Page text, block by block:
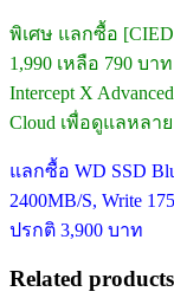
พิเศษ แลกซื้อ
1,990 เหลือ 790 บา
Intercept X
Cloud เพื่อดูแลหลา
แลกซื้อ WD SSD
2400MB/S, Write
ปรกติ 3,900 บาท
Related